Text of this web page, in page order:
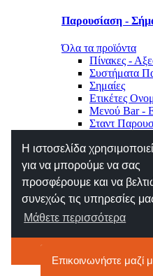
Η ιστοσελίδα
για να μπορούμε να σας
προσφέρουμε και να
συνεχώς τις υπηρεσίες
Μάθετε περισσότερα
Παρουσίαση -
Όλα τα προϊόντα
Πίνακες -
Συστήματα
Σημαίες
Ετικέτες
Μενού Bar -
Σταντ
Μηχανές Γραφείου
Όλα τα προϊόντα
Μηχανές
Φωτιστικά -
Συρτάρια -
Κλειδοθήκες